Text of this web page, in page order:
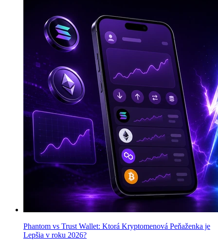
Phantom vs Trust Wallet: Ktorá Kryptomenová Peňaženka je
Lepšia v roku 2026?